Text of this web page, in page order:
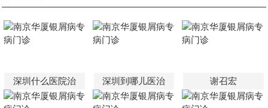
深圳什么医院治 深圳到哪儿医治 谢召宏